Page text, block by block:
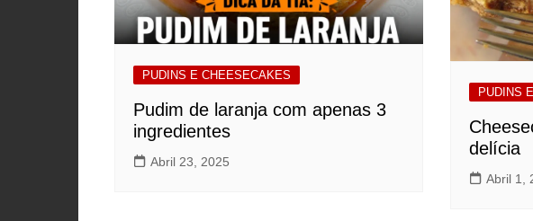
PUDINS E CHEESECAKES
Pudim de laranja com apenas 3
ingredientes
Abril 23, 2025
PUDINS
delícia
Abril 1,